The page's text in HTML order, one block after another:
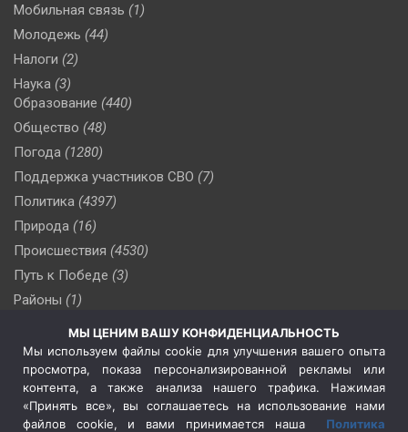
Мобильная связь (1)
Молодежь (44)
Налоги (2)
Наука (3)
Образование (440)
Общество (48)
Погода (1280)
Поддержка участников СВО (7)
Политика (4397)
Природа (16)
Происшествия (4530)
Путь к Победе (3)
Районы (1)
Сельское хозяйство (3)
Социальная политика
(3)
Спецоперация в Украине
Спецоперация на Украине
(404)
МЫ ЦЕНИМ ВАШУ КОНФИДЕНЦИАЛЬНОСТЬ
Мы используем файлы cookie для улучшения вашего опыта
просмотра, показа персонализированной рекламы или
контента, а также анализа нашего трафика. Нажимая
«Принять все», вы соглашаетесь на использование нами
файлов cookie, и вами принимается наша Политика